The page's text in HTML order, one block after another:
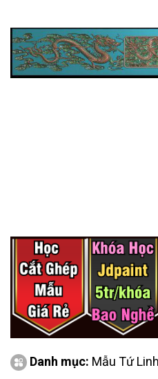
Danh mục: Mẫu Tứ